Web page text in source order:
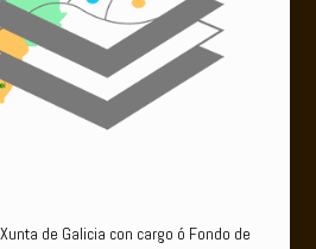
de Galicia con cargo ó Fondo de